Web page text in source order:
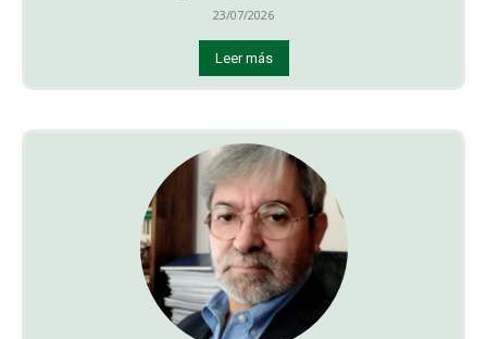
23/07/2026
Leer más